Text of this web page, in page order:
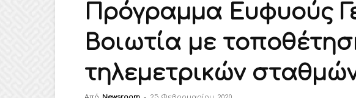
Πρόγραμμα Ευφυούς
Βοιωτία με
τηλεμετρικών